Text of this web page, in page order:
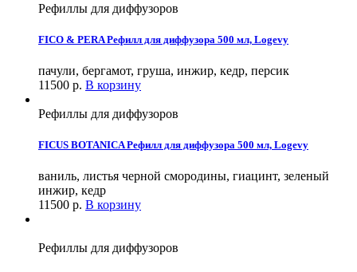
Рефиллы для диффузоров
FICO & PERA Рефилл для диффузора 500 мл, Logevy
пачули, бергамот, груша, инжир, кедр, персик
11500 р. В корзину
Рефиллы для диффузоров
FICUS BOTANICA Рефилл для диффузора 500 мл, Logevy
ваниль, листья черной смородины, гиацинт, зеленый
инжир, кедр
11500 р. В корзину
Рефиллы для диффузоров